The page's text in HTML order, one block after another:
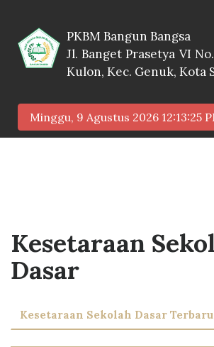
PKBM Bangun Bangsa
Jl. Banget Prasetya VI
Kulon, Kec. Genuk, Kota
Minggu, 9 Agustus 2026 12:13:26
Kesetaraan
Dasar
Kesetaraan Sekolah Dasar Terbaru